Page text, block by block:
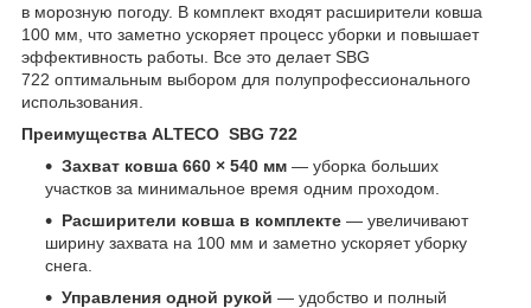
в морозную погоду. В комплект входят расширители ковша
100 мм, что заметно ускоряет процесс уборки и повышает
эффективность работы. Все это делает SBG
722 оптимальным выбором для полупрофессионального
использования.
Преимущества ALTECO SBG 722
Захват ковша 660 × 540 мм — уборка больших
участков за минимальное время одним проходом.
Расширители ковша в комплекте — увеличивают
ширину захвата на 100 мм и заметно ускоряет уборку
снега.
Управления одной рукой — удобство и полный